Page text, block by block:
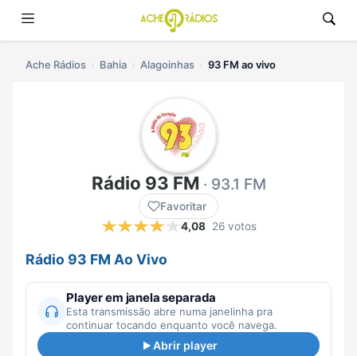
Ache Rádios Bahia Alagoinhas 93 FM ao vivo
Rádio 93 FM · 93.1 FM
Favoritar
4,08 26 votos
Rádio 93 FM Ao Vivo
Player em janela separada
Esta transmissão abre numa janelinha pra
continuar tocando enquanto você navega.
Abrir player